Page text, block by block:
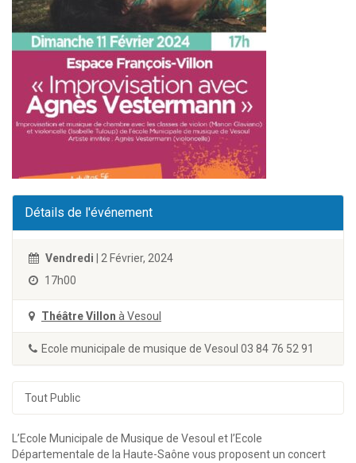
Détails de l'événement
Vendredi | 2 Février, 2024
17h00
Théâtre Villon à Vesoul
Ecole municipale de musique de Vesoul 03 84 76 52 91
Tout Public
L’Ecole Municipale de Musique de Vesoul et l’Ecole
Départementale de la Haute-Saône vous proposent un concert